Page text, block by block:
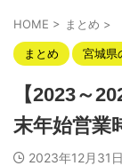
HOME > まとめ >
まとめ 宮城県
【2023～
末年始営業
2023年12月31日